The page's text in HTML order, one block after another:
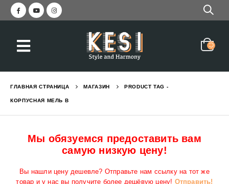
ГЛАВНАЯ СТРАНИЦА МАГАЗИН PRODUCT TAG -
КОРПУСНАЯ МЕЛЬ В
Мы обязуемся предоставить вам
самую низкую цену!
Вы нашли цену дешевле? Отправьте нам ссылку на тот же
товар и у нас вы получите более дешёвую цену! Отправить!